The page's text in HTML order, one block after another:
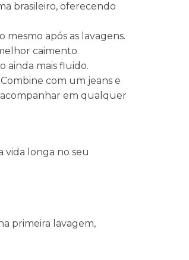
brasileiro, oferecendo
após as lavagens.
caimento.
ainda mais fluido.
com um jeans e
acompanhar em qualquer
vida longa no seu
primeira lavagem,